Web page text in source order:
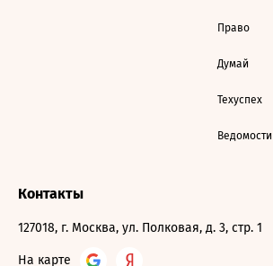
Право
Думай
Техуспех
Контакты
127018, г. Москва, ул. Полковая, д. 3, стр. 1
На карте